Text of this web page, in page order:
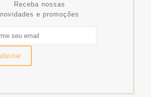
Receba nossas
novidades e promoções